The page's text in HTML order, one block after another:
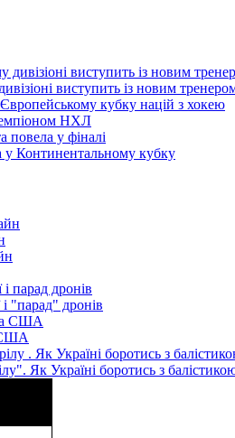
виступить із новим
кубку націй з хокею
НХЛ
у фіналі
у Континентальному кубку
"парад" дронів
США
Як Україні боротись з